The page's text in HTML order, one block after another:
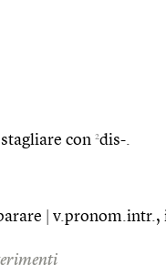
con 2dis-.
v.pronom.intr.,